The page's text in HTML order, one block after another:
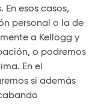
esos casos,
personal o la de
a Kellogg y
o podremos
En el
si además